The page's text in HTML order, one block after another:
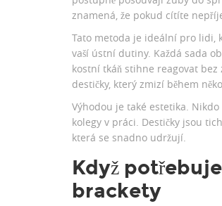
znamená, že pokud cítíte
Tato metoda je ideální pro lidi,
vaší ústní dutiny. Každá sada
kostní tkáň stihne reagovat bez
destičky, který zmizí během
Výhodou je také estetika.
kolegy v práci. Destičky jsou
která se snadno udržují.
Když
brackety